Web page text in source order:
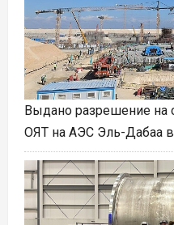
Выдано разрешение на
ОЯТ на АЭС Эль-Дабаа в